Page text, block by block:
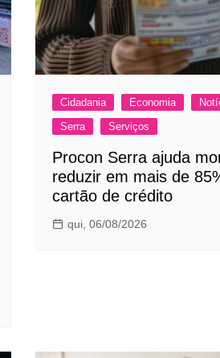
Cidadania Economia
Serra
Serviços
Procon Serra ajuda
reduzir em mais de
cartão de crédito
qui, 06/08/2026